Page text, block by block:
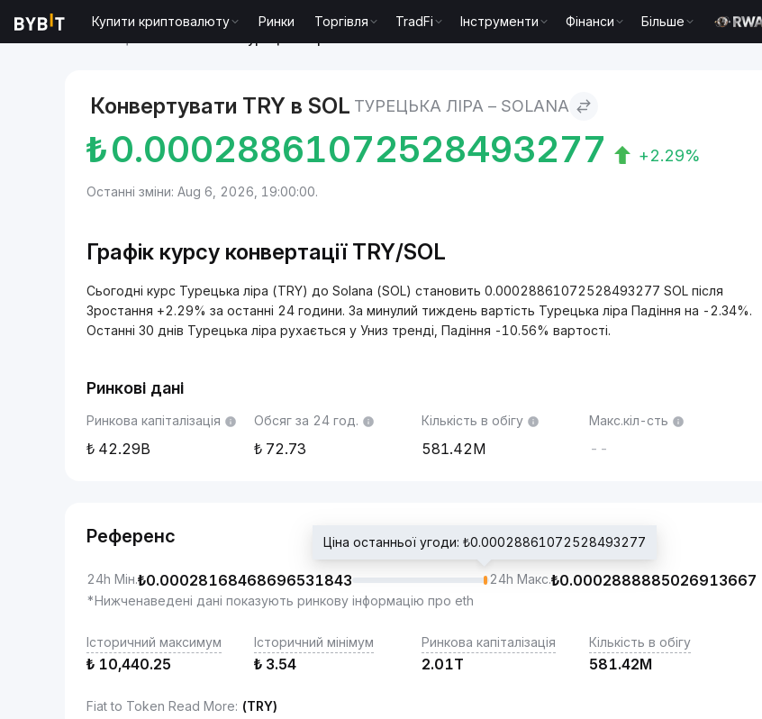
Купити криптовалюту Ринки Торгівля TradFi Інструменти Фінанси Більше
Конвертувати TRY в SOL ТУРЕЦЬКА ЛІРА – SOLANA
₺0.00028861072528493277 +2.29%
Останні зміни: Aug 6, 2026, 19:00:00.
Графік курсу конвертації TRY/SOL
Сьогодні курс Турецька ліра (TRY) до Solana (SOL) становить 0.00028861072528493277 SOL після
Зростання +2.29% за останні 24 години. За минулий тиждень вартість Турецька ліра Падіння на -2.34%.
Останні 30 днів Турецька ліра рухається у Униз тренді, Падіння -10.56% вартості.
Ринкові дані
Ринкова капіталізація
42.29B
Обсяг за 24 год.
72.73
Кількість в обігу
581.42M
Макс.кіл-сть
--
Референс
24h Мін.₺0.00028168468696531843
Ціна останньої угоди: ₺0.00028861072528493277
24h Макс.₺0.0002888885026913667
*Нижченаведені дані показують ринкову інформацію про eth
Історичний максимум
₺ 10,440.25
Історичний мінімум
₺ 3.54
Ринкова капіталізація
2.01T
Кількість в обігу
581.42M
Fiat to Token Read More: (TRY)